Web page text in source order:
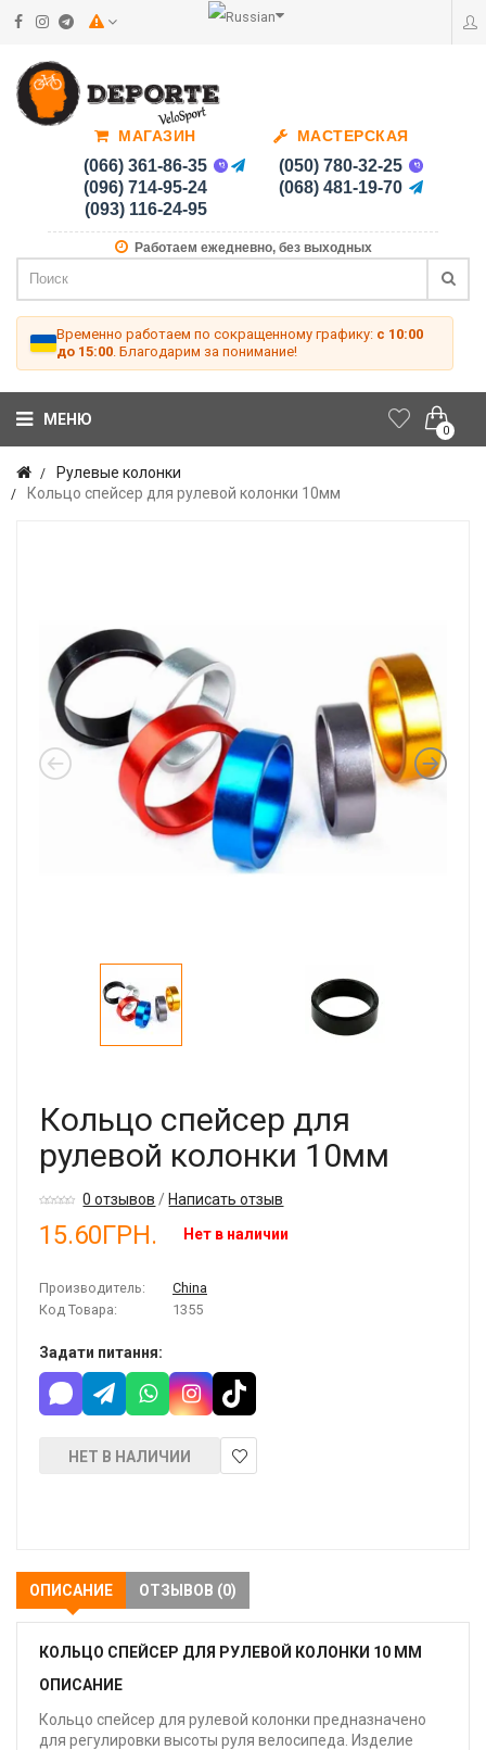
МАГАЗИН
(066) 361-86-35
(096) 714-95-24
(093) 116-24-95
МАСТЕРСКАЯ
(050) 780-32-25
(068) 481-19-70
Работаем ежедневно, без выходных
Временно работаем по сокращенному графику: с 10:00
до 15:00 . Благодарим за понимание!
0
МЕНЮ
Рулевые колонки
Кольцо спейсер для рулевой колонки 10мм
Кольцо спейсер для
рулевой колонки 10мм
0 отзывов /Написать отзыв
15.60ГРН. Нет в наличии
Производитель:
China
Код Товара:
1355
Задати питання:
НЕТ В НАЛИЧИИ
ОПИСАНИЕ ОТЗЫВОВ (0)
КОЛЬЦО СПЕЙСЕР ДЛЯ РУЛЕВОЙ КОЛОНКИ 10 ММ
ОПИСАНИЕ
Кольцо спейсер для рулевой колонки предназначено
для регулировки высоты руля велосипеда. Изделие